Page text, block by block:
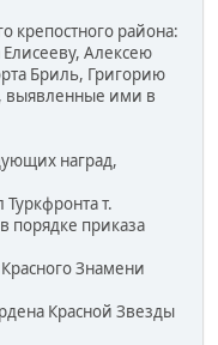
района:
Алексею
Бриль, Григорию
выявленные ими в
наград,
т.
порядке приказа
Знамени
Красной Звезды